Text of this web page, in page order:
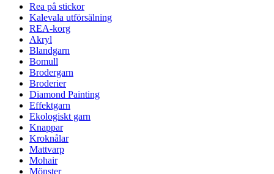
Rea på stickor
Kalevala utförsälning
REA-korg
Akryl
Blandgarn
Bomull
Brodergarn
Broderier
Diamond Painting
Effektgarn
Ekologiskt garn
Knappar
Kroknålar
Mattvarp
Mohair
Mönster